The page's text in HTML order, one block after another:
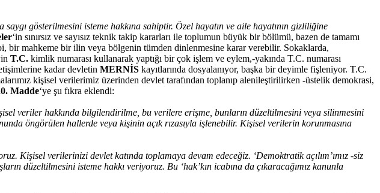
saygı gösterilmesini isteme hakkına sahiptir. Özel hayatın ve aile hayatının gizliliğine
‘in sınırsız ve sayısız teknik takip kararları ile toplumun büyük bir bölümü, bazen de tamamı
bir mahkeme bir ilin veya bölgenin tümden dinlenmesine karar verebilir. Sokaklarda,
T.C. kimlik numarası kullanarak yaptığı bir çok işlem ve eylem,-yakında T.C. numarası
kadar devletin MERNİS kayıtlarında dosyalanıyor, başka bir deyimle fişleniyor. T.C.
kişisel verilerimiz üzerinden devlet tarafından toplanıp alenileştirilirken -üstelik demokrasi,
Madde‘ye şu fıkra eklendi:
veriler hakkında bilgilendirilme, bu verilere erişme, bunların düzeltilmesini veya silinmesini
öngörülen hallerde veya kişinin açık rızasıyla işlenebilir. Kişisel verilerin korunmasına
Kişisel verilerinizi devlet katında toplamaya devam edeceğiz. ‘Demoktratik açılım’ımız -siz
düzeltilmesini isteme hakkı veriyoruz. Bu ‘hak’kın icabına da çıkaracağımız kanunla